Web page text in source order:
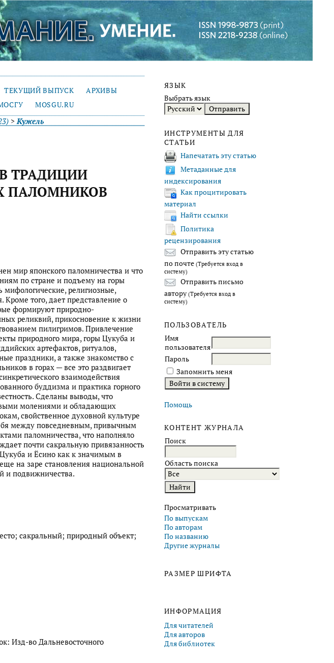
ЯЗЫК
Выбрать язык
ИНСТРУМЕНТЫ ДЛЯ
СТАТЬИ
Напечатать эту статью
Метаданные для
индексирования
Как процитировать
материал
Найти ссылки
Политика
рецензирования
Отправить эту статью
по почте (Требуется вход в
систему)
Отправить письмо
автору (Требуется вход в
систему)
ПОЛЬЗОВАТЕЛЬ
Имя
пользователя
Пароль
Запомнить меня
Помощь
КОНТЕНТ ЖУРНАЛА
Поиск
Область поиска
Просматривать
По выпускам
По авторам
По названию
Другие журналы
РАЗМЕР ШРИФТА
ИНФОРМАЦИЯ
Для читателей
Для авторов
Для библиотек
ТЕКУЩИЙ ВЫПУСК
АРХИВЫ
MOSGU.RU
>Кужель
ТРАДИЦИИ
ПАЛОМНИКОВ
мир японского паломничества и что
по стране и подъему на горы
мифологические, религиозные,
того, дает представление о
формируют природно-
реликвий, прикосновение к жизни
пилигримов. Привлечение
природного мира, горы Цукуба и
артефактов, ритуалов,
праздники, а также знакомство с
в горах — все это раздвигает
взаимодействия
буддизма и практика горного
Сделаны выводы, что
молениями и обладающих
свойственное духовной культуре
между повседневным, привычным
паломничества, что наполняло
почти сакральную привязанность
и Ёсино как к значимым в
на заре становления национальной
и подвижничества.
сакральный; природный объект;
Изд-во Дальневосточного